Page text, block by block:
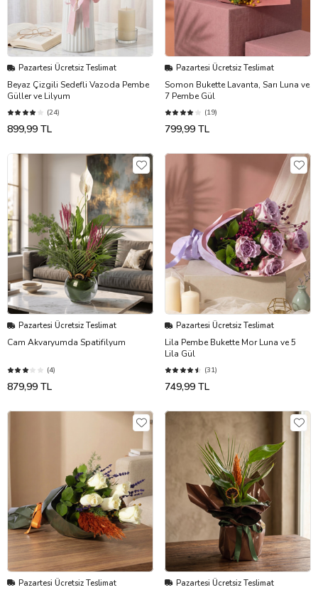
Pazartesi Ücretsiz Teslimat
Beyaz Çizgili Sedefli Vazoda Pembe
Güller ve Lilyum
(24)
899,99 TL
Pazartesi Ücretsiz Teslimat
Somon Bukette Lavanta, Sarı Luna ve
7 Pembe Gül
(19)
799,99 TL
Pazartesi Ücretsiz Teslimat
Cam Akvaryumda Spatifilyum
(4)
879,99 TL
Pazartesi Ücretsiz Teslimat
Lila Pembe Bukette Mor Luna ve 5
Lila Gül
(31)
749,99 TL
Pazartesi Ücretsiz Teslimat Pazartesi Ücretsiz Teslimat